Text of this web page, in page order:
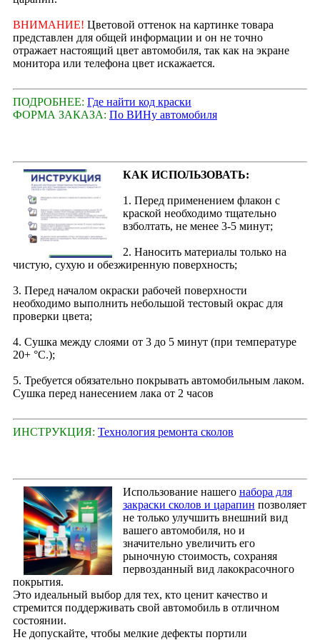
ВНИМАНИЕ! Цветовой оттенок на картинке товара
представлен для общей информации и он не точно
отражает настоящий цвет автомобиля, так как на экране
монитора или телефона цвет искажается.
ПОДРОБНЕЕ: Где найти код краски
ФОРМА ЗАКАЗА: По ВИНу автомобиля
КАК ИСПОЛЬЗОВАТЬ:
1. Перед применением флакон с
краской необходимо тщательно
взболтать, не менее 3-5 минут;
2. Наносить материалы только на
чистую, сухую и обезжиренную поверхность;
3. Перед началом окраски рабочей поверхности
необходимо выполнить небольшой тестовый окрас для
проверки цвета;
4. Сушка между слоями от 3 до 5 минут (при температуре
20+ °С.);
5. Требуется обязательно покрывать автомобильным лаком.
Сушка перед нанесением лака от 2 часов
ИНСТРУКЦИЯ: Технология ремонта сколов
Использование нашего набора для
закраски сколов и царапин позволяет
не только улучшить внешний вид
вашего автомобиля, но и
значительно увеличить его
рыночную стоимость, сохраняя
первозданный вид лакокрасочного
покрытия.
Это идеальный выбор для тех, кто ценит качество и
стремится поддерживать свой автомобиль в отличном
состоянии.
Не допускайте, чтобы мелкие дефекты портили